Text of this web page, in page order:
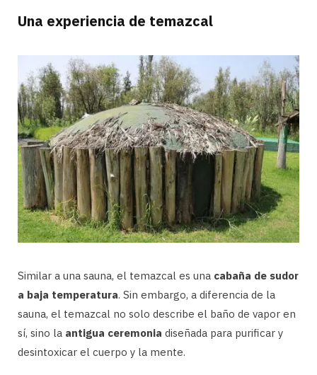
Una experiencia de temazcal
Similar a una sauna, el temazcal es una cabaña de sudor
a baja temperatura. Sin embargo, a diferencia de la
sauna, el temazcal no solo describe el baño de vapor en
sí, sino la antigua ceremonia diseñada para purificar y
desintoxicar el cuerpo y la mente.